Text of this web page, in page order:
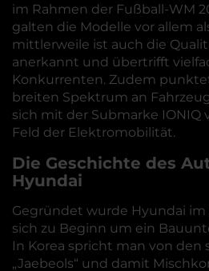
im Rahmen der Fußball-WM
galten die Modelle vor allem
mittlerweile ist auch die
anerkannt und übertrifft
Konkurrenten. Zudem
breiten Spektrum an
sich mit der Submarke IONIQ
Feld der Elektromobilität.
Die Geschichte des
Hyundai
Gegründet wurde Hyundai im
sich zu Beginn um ein
In Korea spricht man von den
„Jaebeols“ und damit